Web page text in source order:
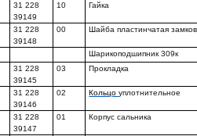
31 228
39149
10 Гайка
31 228
39148
00 Шайба пластинчатая
Шарикоподшипник 309к
31 228
39145
03 Прокладка
31 228
39146
02 Кольцоуплотнительное
31 228
39147
01 Корпус сальника